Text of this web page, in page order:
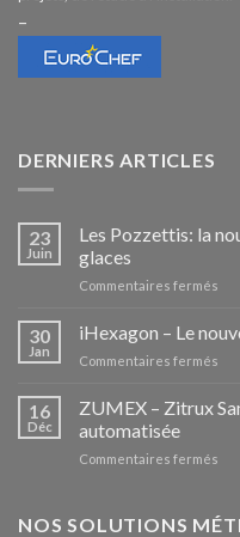
–
DERNIERS ARTICLES
23
Juin
Les Pozzettis: la
glaces
Commentaires fermés
la
des
30
Jan
iHexagon – Le
Commentaires fermés
–
Le
de
16
Déc
ZUMEX – Zitrux
automatisée
Commentaires fermés
NOS SOLUTIONS